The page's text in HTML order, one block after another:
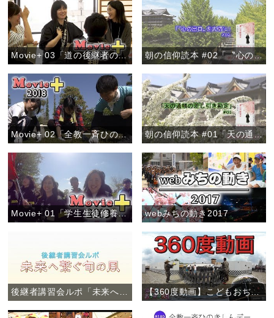
Movie+ 03「道の後継者の集い」西鎮分教会 朝の信仰読本 #02「〝心の出口〟を大切に」
Movie+ 02「全教一斉ひのきしんデー」 朝の信仰読本 #01「天の通帳の差し引き勘定」
Movie+ 01「学生生徒修養会・高校卒業生コース」 webみちの動き2017
後継者講習会ルポ「未来へ繋ぐ旬の風」 【360度動画】こどもおぢばがえり(2017)